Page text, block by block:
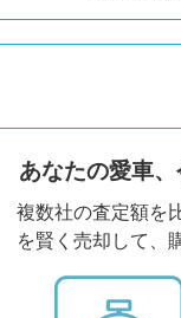
あなたの愛車、
複数社の査定額を
を賢く売却して、